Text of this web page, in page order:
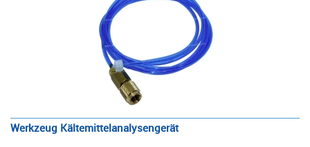
Werkzeug Kältemittelanalysengerät